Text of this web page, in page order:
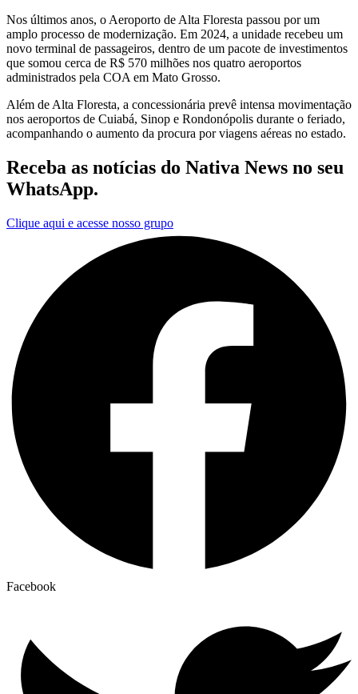
Nos últimos anos, o Aeroporto de Alta Floresta passou por um
amplo processo de modernização. Em 2024, a unidade recebeu um
novo terminal de passageiros, dentro de um pacote de investimentos
que somou cerca de R$ 570 milhões nos quatro aeroportos
administrados pela COA em Mato Grosso.
Além de Alta Floresta, a concessionária prevê intensa movimentação
nos aeroportos de Cuiabá, Sinop e Rondonópolis durante o feriado,
acompanhando o aumento da procura por viagens aéreas no estado.
Receba as notícias do Nativa News no seu
WhatsApp.
Clique aqui e acesse nosso grupo
Facebook